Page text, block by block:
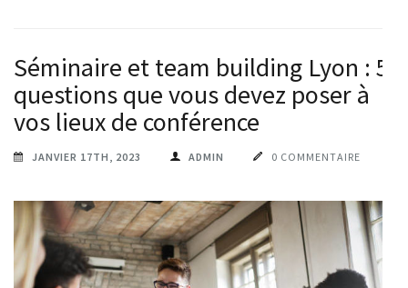
Séminaire et team building Lyon : 5
questions que vous devez poser à
vos lieux de conférence
JANVIER 17TH, 2023 ADMIN 0 COMMENTAIRE